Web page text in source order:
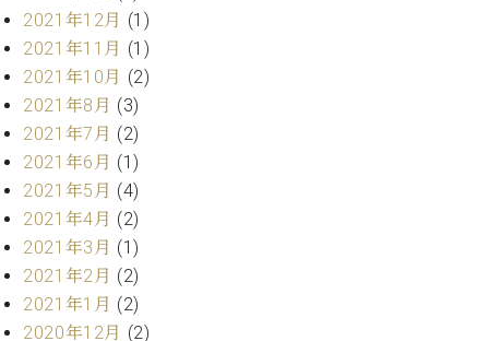
カ
デ
ミ
ー
W.
ホ
フ
マ
ン
プ
ロ
フ
トラ
ム東
京の
内
(PDF)
お
問
い
わ
せ
2021年12月 (1)
2021年11月 (1)
2021年10月 (2)
2021年8月 (3)
2021年7月 (2)
2021年6月 (1)
2021年5月 (4)
2021年4月 (2)
2021年3月 (1)
2021年2月 (2)
2021年1月 (2)
2020年12月 (2)